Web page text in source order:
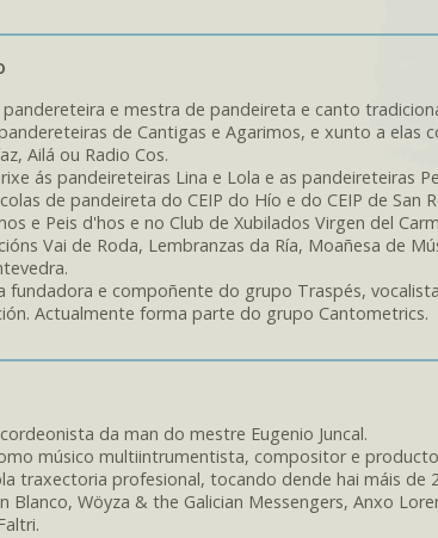
e mestra de pandeireta e canto
de Cantigas e Agarimos, e xunto a elas
Ailá ou Radio Cos.
ás pandeireteiras Lina e Lola e as pandeireteiras
de pandeireta do CEIP do Hío e do CEIP de San
e Peis d'hos e no Club de Xubilados Virgen del
Vai de Roda, Lembranzas da Ría, Moañesa de
fundadora e compoñente do grupo Traspés,
Actualmente forma parte do grupo Cantometrics.
da man do mestre Eugenio Juncal.
músico multiintrumentista, compositor e
traxectoria profesional, tocando dende hai máis de
Blanco, Wöyza & the Galician Messengers, Anxo